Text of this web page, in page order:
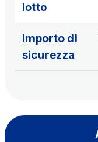
lotto
Importo di
sicurezza